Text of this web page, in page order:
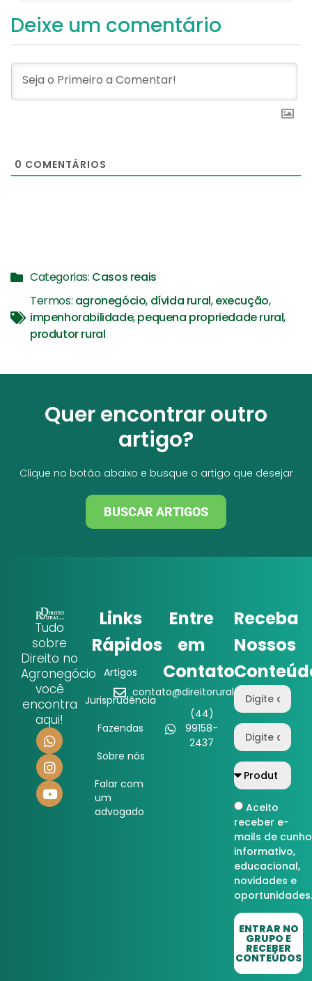
Deixe um comentário
0 COMENTÁRIOS
Categorias: Casos reais
Termos: agronegócio, dívida rural,execução,
impenhorabilidade,pequena propriedade rural,
produtor rural
Quer encontrar outro
artigo?
Clique no botão abaixo e busque o artigo que desejar
BUSCAR ARTIGOS
Tudo
sobre
Direito no
Agronegócio
você
encontra
aqui!
Links
Rápidos
Artigos
Jurisprudência
Fazendas
Sobre nós
Falar com
um
advogado
Entre
em
Contato
contato@direitorural.com.br
(44)
99158-
2437
Receba
Nossos
Aceito
receber e-
mails de cunho
informativo,
educacional,
novidades e
oportunidades.
ENTRAR NO
GRUPO E
RECEBER
CONTEÚDOS